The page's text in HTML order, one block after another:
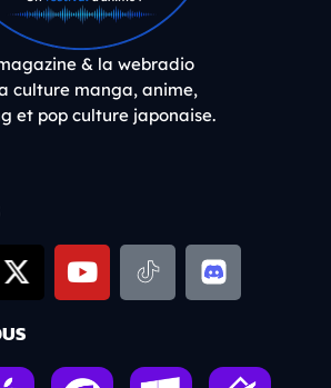
& la webradio
culture manga, anime,
et pop culture japonaise.